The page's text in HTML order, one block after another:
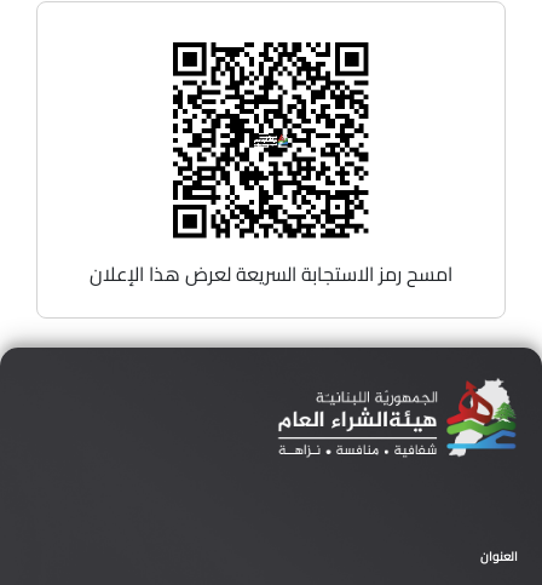
امسح رمز الاستجابة السريعة لعرض هذا الإعلان
العنوان